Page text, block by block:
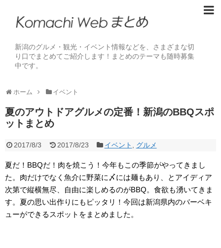
新潟のグルメ・観光・イベント情報などを、さまざまな切
り口でまとめてご紹介します！まとめのテーマも随時募集
中です。
ホーム イベント
夏のアウトドアグルメの定番！新潟のBBQスポ
ットまとめ
2017/8/3 2017/8/23 イベント グルメ
夏だ！BBQだ！肉を焼こう！今年もこの季節がやってきまし
た。肉だけでなく魚介に野菜に〆には麺もあり、とアイディア
次第で縦横無尽、自由に楽しめるのがBBQ。食欲も湧いてきま
す。夏の思い出作りにもピッタリ！今回は新潟県内のバーベキ
ューができるスポットをまとめました。